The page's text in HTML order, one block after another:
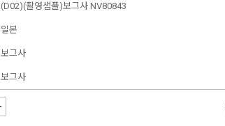
(D02)(촬영샘플)보그사 NV80843
일본
보그사
보그사